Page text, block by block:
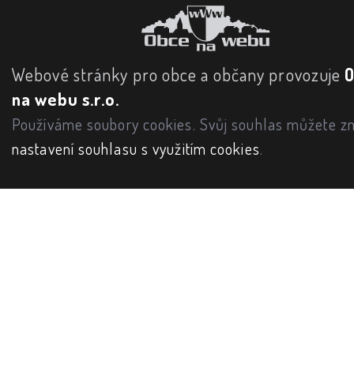
Webové stránky pro obce a občany provozuje
na webu s.r.o.
Používáme soubory cookies. Svůj souhlas můžete
nastavení souhlasu s využitím cookies.